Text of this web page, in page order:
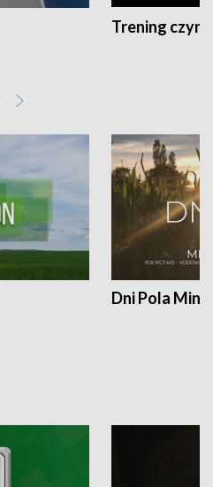
Trening czyni
Dni Pola